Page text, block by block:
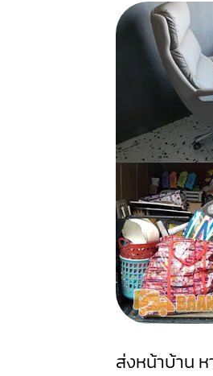
ส่งหน้าบ้าน